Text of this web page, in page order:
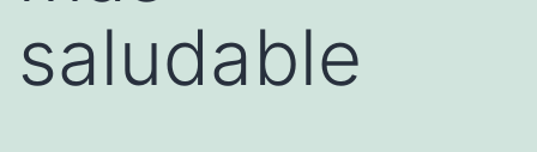
saludable